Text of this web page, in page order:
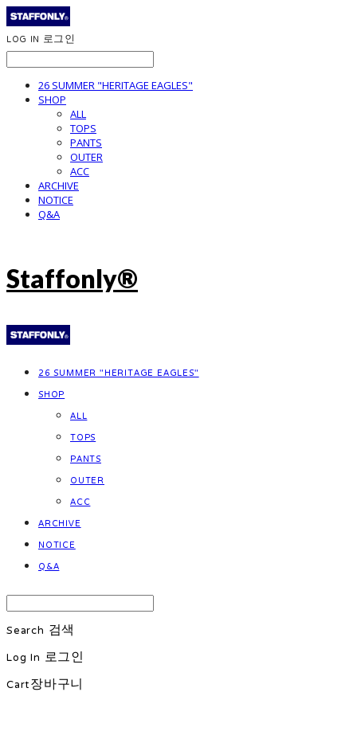
LOG IN 로그인
26 SUMMER "HERITAGE EAGLES"
SHOP
ALL
TOPS
PANTS
OUTER
ACC
ARCHIVE
NOTICE
Q&A
Staffonly®
26 SUMMER "HERITAGE EAGLES"
SHOP
ALL
TOPS
PANTS
OUTER
ACC
ARCHIVE
NOTICE
Q&A
Search 검색
Log In 로그인
Cart장바구니